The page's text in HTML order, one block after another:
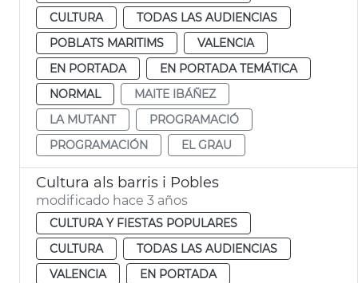
CULTURA
TODAS LAS AUDIENCIAS
POBLATS MARITIMS
VALENCIA
EN PORTADA
EN PORTADA TEMÁTICA
NORMAL
MAITE IBÁÑEZ
LA MUTANT
PROGRAMACIÓ
PROGRAMACIÓN
EL GRAU
Cultura als barris i Pobles
modificado hace 3 años
CULTURA Y FIESTAS POPULARES
CULTURA
TODAS LAS AUDIENCIAS
VALENCIA
EN PORTADA